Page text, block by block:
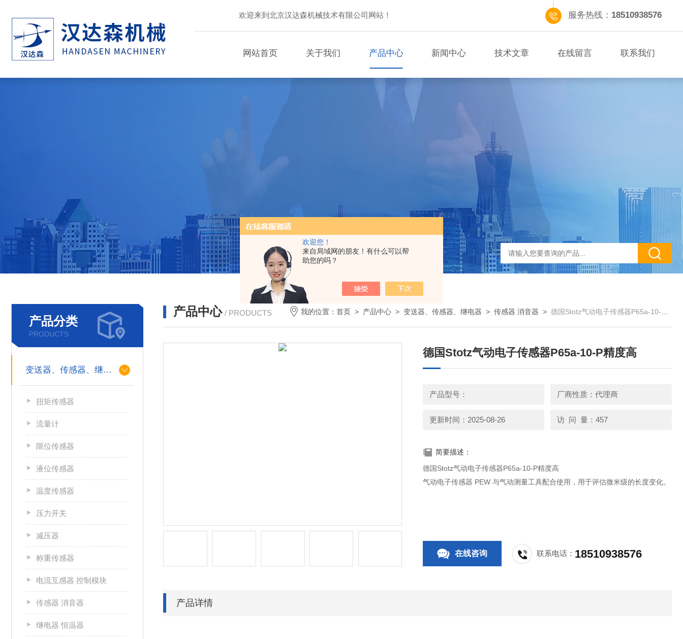
欢迎您！
来自局域网的朋友！有什么可以帮
助您的吗？
欢迎来到北京汉达森机械技术有限公司网站！ 服务热线： 18510938576
网站首页 关于我们 产品中心 新闻中心 技术文章 在线留言 联系我们
产品分类
PRODUCTS
变送器、传感器、继电器
扭矩传感器
流量计
限位传感器
液位传感器
温度传感器
压力开关
减压器
称重传感器
电流互感器 控制模块
传感器 消音器
继电器 恒温器
产品中心 / PRODUCTS 我的位置：首页 > 产品中心 >变送器、传感器、继电器 >传感器 消音器 >德国Stotz气动电子传感器P65a-10-P精度高
德国Stotz气动电子传感器P65a-10-P精度高
产品型号： 厂商性质：代理商
更新时间：2025-08-26 访 问 量：457
简要描述：
德国Stotz气动电子传感器P65a-10-P精度高
气动电子传感器 PEW 与气动测量工具配合使用，用于评估微米级的长度变化。
在线咨询 联系电话： 18510938576
产品详情